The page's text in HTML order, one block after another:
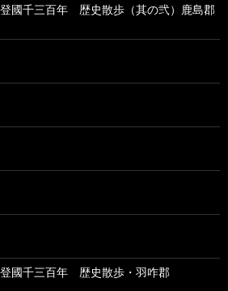
千三百年 歴史散歩（其の弐）鹿島郡
國千三百年 歴史散歩・羽咋郡